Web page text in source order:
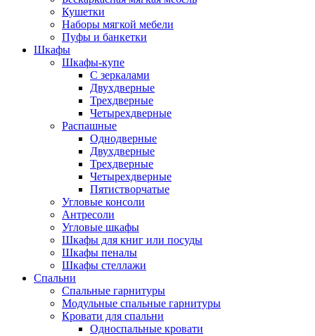
Кушетки
Наборы мягкой мебели
Пуфы и банкетки
Шкафы
Шкафы-купе
С зеркалами
Двухдверные
Трехдверные
Четырехдверные
Распашные
Однодверные
Двухдверные
Трехдверные
Четырехдверные
Пятистворчатые
Угловые консоли
Антресоли
Угловые шкафы
Шкафы для книг или посуды
Шкафы пеналы
Шкафы стеллажи
Спальни
Спальные гарнитуры
Модульные спальные гарнитуры
Кровати для спальни
Односпальные кровати